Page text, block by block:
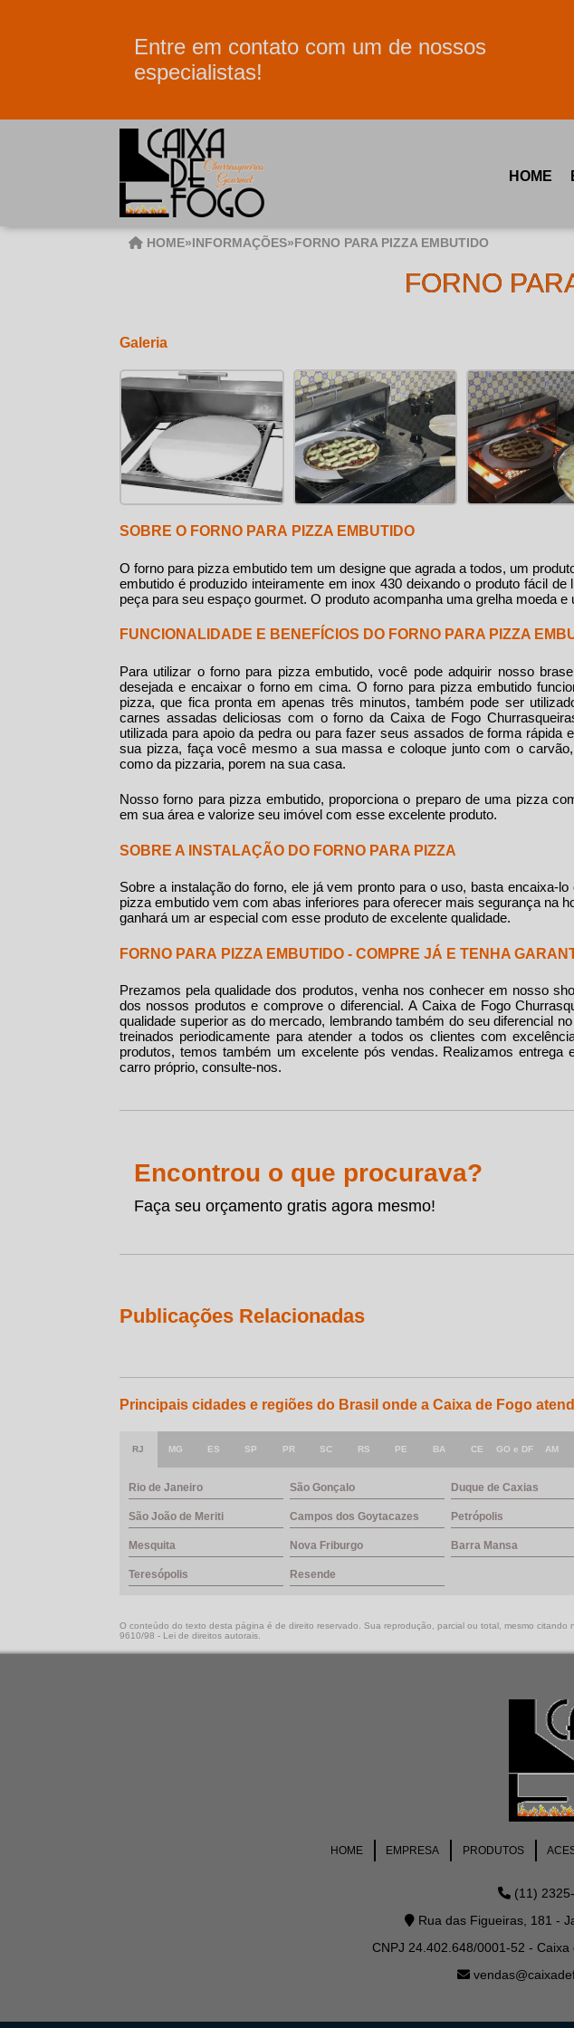
Entre em contato com um de nossos
especialistas!
HOME
HOME»INFORMAÇÕES»FORNO PARA PIZZA EMBUTIDO
FORNO
Galeria
SOBRE O FORNO PARA PIZZA EMBUTIDO
O forno para pizza embutido tem um designe que agrada a todos, um
embutido é produzido inteiramente em inox 430 deixando o produto fácil
peça para seu espaço gourmet. O produto acompanha uma grelha moeda e
FUNCIONALIDADE E BENEFÍCIOS DO FORNO PARA PIZZA
Para utilizar oforno para pizza embutido, você pode adquirir nosso
desejada e encaixar o forno em cima. Oforno para pizza embutido
pizza, que fica pronta em apenas três minutos, também pode ser
carnes assadas deliciosas com o forno da Caixa de Fogo
utilizada para apoio da pedra ou para fazer seus assados de forma rápida
sua pizza, faça você mesmo a sua massa e coloque junto com o
como da pizzaria, porem na sua casa.
Nossoforno para pizza embutido, proporciona o preparo de uma pizza
em sua área e valorize seu imóvel com esse excelente produto.
SOBRE A INSTALAÇÃO DO FORNO PARA PIZZA
Sobre a instalação do forno, ele já vem pronto para o uso, basta encaixa-
pizza embutido vem com abas inferiores para oferecer mais segurança na
ganhará um ar especial com esse produto de excelente qualidade.
FORNO PARA PIZZA EMBUTIDO - COMPRE JÁ E TENHA
Prezamos pela qualidade dos produtos, venha nos conhecer em nosso
dos nossos produtos e comprove o diferencial. A Caixa de Fogo
qualidade superior as do mercado, lembrando também do seu diferencial
treinados periodicamente para atender a todos os clientes com
produtos, temos também um excelente pós vendas. Realizamos entrega
carro próprio, consulte-nos.
Encontrou o que procurava?
Faça seu orçamento gratis agora mesmo!
Publicações Relacionadas
Principais cidades e regiões do Brasil onde a Caixa de Fogo
RJ MG ES SP PR SC RS PE BA CE GO e DF AM
Rio de Janeiro São Gonçalo Duque de Caxias
São João de Meriti Campos dos Goytacazes Petrópolis
Mesquita Nova Friburgo Barra Mansa
Teresópolis Resende
O conteúdo do texto desta página é de direito reservado. Sua reprodução, parcial ou total, mesmo
9610/98 - Lei de direitos autorais
HOME EMPRESA PRODUTOS
(11)
Rua das Figueiras, 181 -
CNPJ 24.402.648/0001-52 -